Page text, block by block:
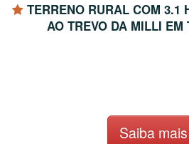
TERRENO RURAL COM 3.1
AO TREVO DA MILLI EM
Saiba